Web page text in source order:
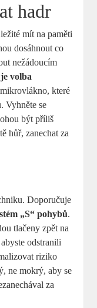
hadr
mít na paměti
dosáhnout co
nežádoucím
volba
které
Vyhněte se
být příliš
hůř, zanechat za
Doporučuje
„S“ pohybů.
tlačeny zpět na
odstranili
riziko
ne mokrý, aby se
za